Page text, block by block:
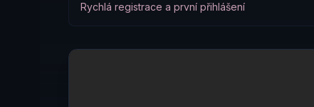
Rychlá registrace a první přihlášení